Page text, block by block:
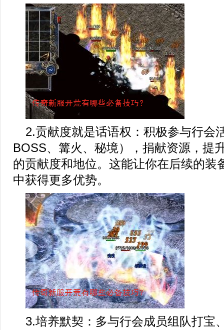
2.贡献度就是话语权：积极参与行会
BOSS、篝火、秘境），捐献资源，提
的贡献度和地位。这能让你在后续的装
中获得更多优势。
3.培养默契：多与行会成员组队打宝